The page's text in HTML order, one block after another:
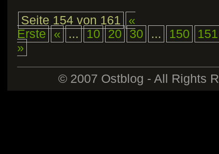
Seite 154 von 161
«
Erste
« ... 10 20 30 ... 150
151
»
© 2007 Ostblog - All Rights